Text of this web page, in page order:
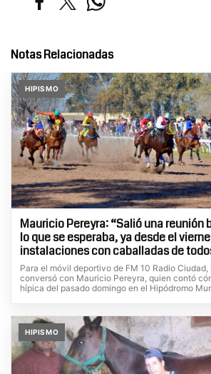
Notas Relacionadas
HIPISMO
Mauricio Pereyra: “Salió una reunión
lo que se esperaba, ya desde el
instalaciones con caballadas de
Para el móvil deportivo de FM 10 Radio
conversó con Mauricio Pereyra, quien contó
hípica del pasado domingo en el Hipódromo
HIPISMO